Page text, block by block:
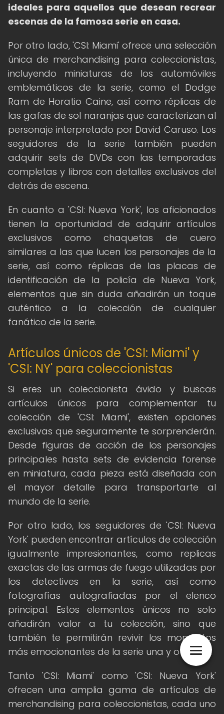
ideales para aquellos que desean recrear
escenas de la famosa serie en casa.
Por otro lado, 'CSI: Miami' ofrece una selección
única de merchandising para coleccionistas,
incluyendo miniaturas de los automóviles
emblemáticos de la serie, como el Dodge
Ram de Horatio Caine, así como réplicas de
las gafas de sol naranjas que caracterizan al
personaje interpretado por David Caruso. Los
seguidores de la serie también pueden
adquirir sets de DVDs con las temporadas
completas y libros con detalles exclusivos del
detrás de escena.
En cuanto a 'CSI: Nueva York', los aficionados
tienen la oportunidad de adquirir artículos
exclusivos como chaquetas de cuero
similares a las que lucen los personajes de la
serie, así como réplicas de las placas de
identificación de la policía de Nueva York,
elementos que sin duda añadirán un toque
auténtico a la colección de cualquier
fanático de la serie.
Artículos únicos de 'CSI: Miami' y
'CSI: NY' para coleccionistas
Si eres un coleccionista ávido y buscas
artículos únicos para complementar tu
colección de 'CSI: Miami', existen opciones
exclusivas que seguramente te sorprenderán.
Desde figuras de acción de los personajes
principales hasta sets de evidencia forense
en miniatura, cada pieza está diseñada con
el mayor detalle para transportarte al
mundo de la serie.
Por otro lado, los seguidores de 'CSI: Nueva
York' pueden encontrar artículos de colección
igualmente impresionantes, como replicas
exactas de las armas de fuego utilizadas por
los detectives en la serie, así como
fotografías autografiadas por el elenco
principal. Estos elementos únicos no solo
añadirán valor a tu colección, sino que
también te permitirán revivir los momentos
más emocionantes de la serie una y otra vez.
Tanto 'CSI: Miami' como 'CSI: Nueva York'
ofrecen una amplia gama de artículos de
merchandising para coleccionistas, cada uno